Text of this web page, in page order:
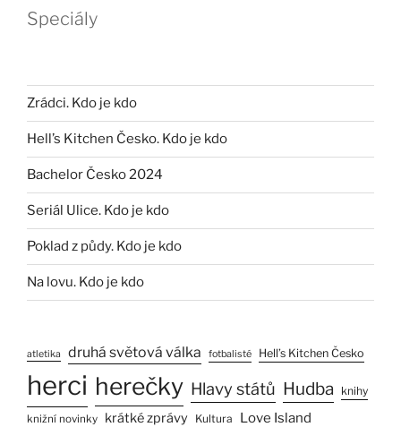
Speciály
Zrádci. Kdo je kdo
Hell’s Kitchen Česko. Kdo je kdo
Bachelor Česko 2024
Seriál Ulice. Kdo je kdo
Poklad z půdy. Kdo je kdo
Na lovu. Kdo je kdo
atletika druhá světová válka fotbalisté Hell’s Kitchen Česko
herci herečky Hlavy států Hudba knihy
knižní novinky krátké zprávy Kultura Love Island